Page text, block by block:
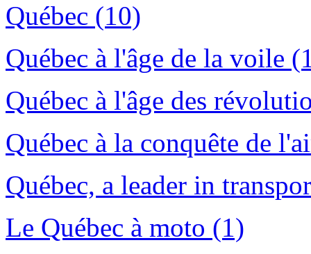
Québec (10)
Québec à l'âge de la voile
Québec à l'âge des
Québec à la conquête de
Québec, a leader in
Le Québec à moto (1)